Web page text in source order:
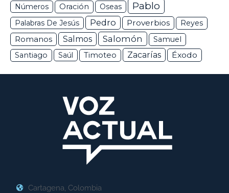
Números Oración Oseas Pablo
Palabras De Jesús Pedro Proverbios Reyes
Romanos Salmos Salomón
Samuel
Santiago
Saúl Timoteo Zacarías Éxodo
Cartagena, Colombia